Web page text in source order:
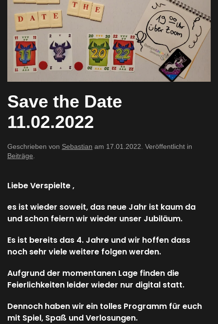
Save the Date
11.02.2022
Geschrieben von Sebastian am 17.01.2022 . Veröffentlicht in
Beiträge
Liebe Verspielte ,
es ist wieder soweit, das neue Jahr ist kaum da
und schon feiern wir wieder unser Jubiläum.
Es ist bereits das 4. Jahre und wir hoffen dass
noch sehr viele weitere folgen werden.
Aufgrund der momentanen Lage finden die
Feierlichkeiten leider wieder nur digital statt.
Dennoch haben wir ein tolles Programm für euch
mit Spiel, Spaß und Verlosungen.